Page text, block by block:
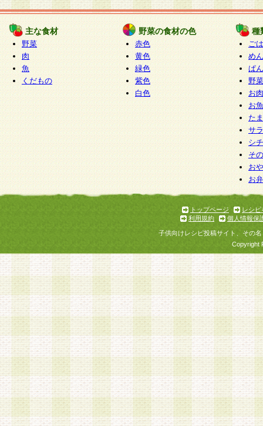
主な食材
野菜
肉
魚
くだもの
野菜の食材の色
赤色
黄色
緑色
紫色
白色
種
ご
めん
ぱん
野
お
お
た
サ
シ
そ
お
お
トップページ
レシピ
利用規約
個人情報保
子供向けレシピ投稿サイト、その
Copyright